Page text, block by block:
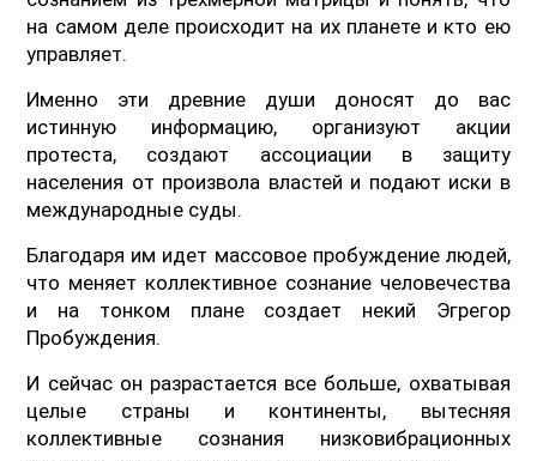
на самом деле происходит на их планете и кто ею
управляет.
Именно эти древние души доносят до вас
истинную информацию, организуют акции
протеста, создают ассоциации в защиту
населения от произвола властей и подают иски в
международные суды.
Благодаря им идет массовое пробуждение людей,
что меняет коллективное сознание человечества
и на тонком плане создает некий Эгрегор
Пробуждения.
И сейчас он разрастается все больше, охватывая
целые страны и континенты, вытесняя
коллективные сознания низковибрационных